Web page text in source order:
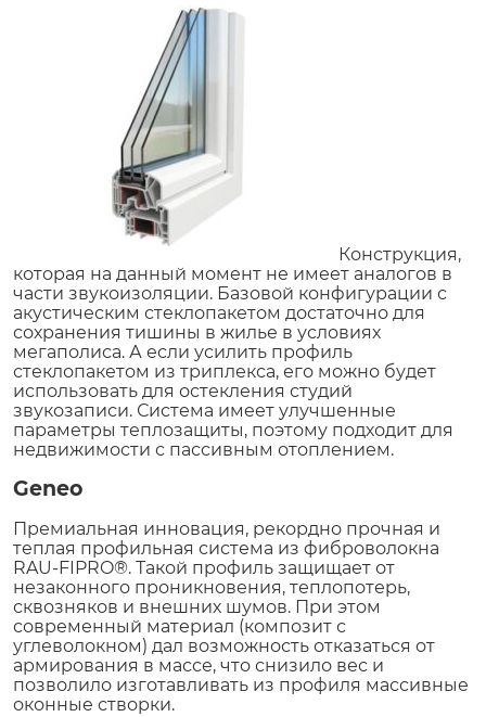
Конструкция,
которая на данный момент не имеет аналогов в
части звукоизоляции. Базовой конфигурации с
акустическим стеклопакетом достаточно для
сохранения тишины в жилье в условиях
мегаполиса. А если усилить профиль
стеклопакетом из триплекса, его можно будет
использовать для остекления студий
звукозаписи. Система имеет улучшенные
параметры теплозащиты, поэтому подходит для
недвижимости с пассивным отоплением.
Geneo
Премиальная инновация, рекордно прочная и
теплая профильная система из фиброволокна
RAU-FIPRO®. Такой профиль защищает от
незаконного проникновения, теплопотерь,
сквозняков и внешних шумов. При этом
современный материал (композит с
углеволокном) дал возможность отказаться от
армирования в массе, что снизило вес и
позволило изготавливать из профиля массивные
оконные створки.